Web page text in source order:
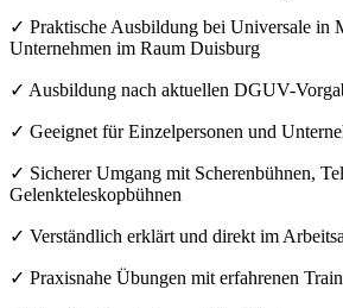
✓ Praktische Ausbildung bei Universale in
Unternehmen im Raum Duisburg
✓ Ausbildung nach aktuellen DGUV-
✓ Geeignet für Einzelpersonen und
✓ Sicherer Umgang mit Scherenbühnen,
Gelenkteleskopbühnen
✓ Verständlich erklärt und direkt im
✓ Praxisnahe Übungen mit erfahrenen